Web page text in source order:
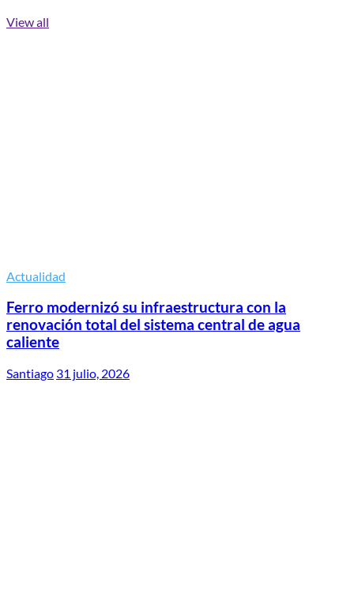
View all
Actualidad
Ferro modernizó su infraestructura con la
renovación total del sistema central de agua
caliente
Santiago 31 julio, 2026